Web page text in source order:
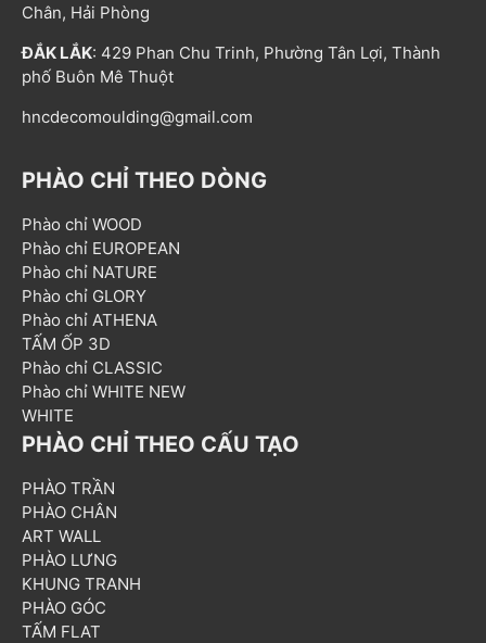
Chân, Hải Phòng
ĐẮK LẮK: 429 Phan Chu Trinh, Phường Tân Lợi, Thành
phố Buôn Mê Thuột
hncdecomoulding@gmail.com
PHÀO CHỈ THEO DÒNG
Phào chỉ WOOD
Phào chỉ EUROPEAN
Phào chỉ NATURE
Phào chỉ GLORY
Phào chỉ ATHENA
TẤM ỐP 3D
Phào chỉ CLASSIC
Phào chỉ WHITE NEW
WHITE
PHÀO CHỈ THEO CẤU TẠO
PHÀO TRẦN
PHÀO CHÂN
ART WALL
PHÀO LƯNG
KHUNG TRANH
PHÀO GÓC
TẤM FLAT